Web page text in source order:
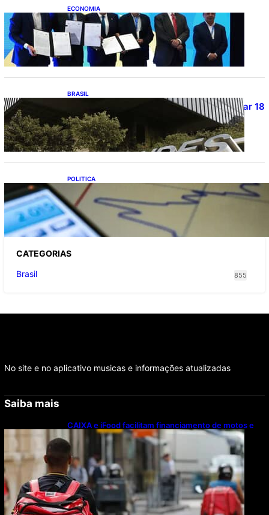
ECONOMIA
ApexBrasil participa de convênio para
investimento de R$ 2,63 milhões em
exportações de cachaça
BRASIL
Projetos de saneamento podem beneficiar 18
milhões de brasileiros
POLITICA
TCU lista mais de 6 mil responsáveis com
contas irregulares; Nordeste e Sudeste
concentram maioria dos nomes
CATEGORIAS
Brasil
855
No site e no aplicativo musicas e informações atualizadas
Saiba mais
CAIXA e iFood facilitam financiamento de motos e
bicicletas elétricas para entregadores